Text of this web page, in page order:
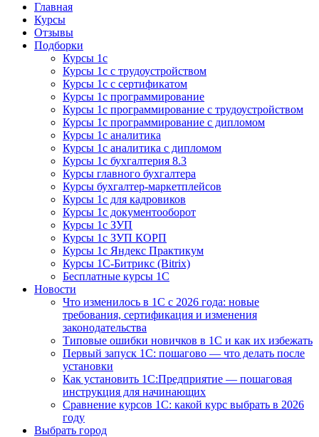
Курсы 1С
Курсы 1С официальная сертификация
Главная
Курсы
Отзывы
Подборки
Курсы 1с
Курсы 1с с трудоустройством
Курсы 1с с сертификатом
Курсы 1с программирование
Курсы 1с программирование с трудоустройством
Курсы 1с программирование с дипломом
Курсы 1с аналитика
Курсы 1с аналитика с дипломом
Курсы 1с бухгалтерия 8.3
Курсы главного бухгалтера
Курсы бухгалтер-маркетплейсов
Курсы 1с для кадровиков
Курсы 1с документооборот
Курсы 1с ЗУП
Курсы 1с ЗУП КОРП
Курсы 1с Яндекс Практикум
Курсы 1С-Битрикс (Bitrix)
Бесплатные курсы 1С
Новости
Что изменилось в 1С с 2026 года: новые
требования, сертификация и изменения
законодательства
Типовые ошибки новичков в 1С и как их избежать
Первый запуск 1С: пошагово — что делать после
установки
Как установить 1С:Предприятие — пошаговая
инструкция для начинающих
Сравнение курсов 1С: какой курс выбрать в 2026
году
Выбрать город